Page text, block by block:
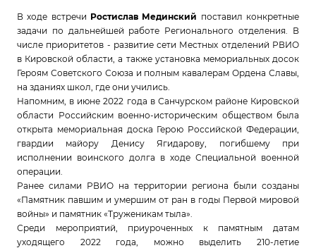
В ходе встречи Ростислав Мединский поставил конкретные
задачи по дальнейшей работе Регионального отделения. В
числе приоритетов - развитие сети Местных отделений РВИО
в Кировской области, а также установка мемориальных досок
Героям Советского Союза и полным кавалерам Ордена Славы,
на зданиях школ, где они учились.
Напомним, в июне 2022 года в Санчурском районе Кировской
области Российским военно-историческим обществом была
открыта мемориальная доска Герою Российской Федерации,
гвардии майору Денису Ягидарову, погибшему при
исполнении воинского долга в ходе Специальной военной
операции.
Ранее силами РВИО на территории региона были созданы
«Памятник павшим и умершим от ран в годы Первой мировой
войны» и памятник «Труженикам тыла».
Среди мероприятий, приуроченных к памятным датам
уходящего 2022 года, можно выделить 210-летие